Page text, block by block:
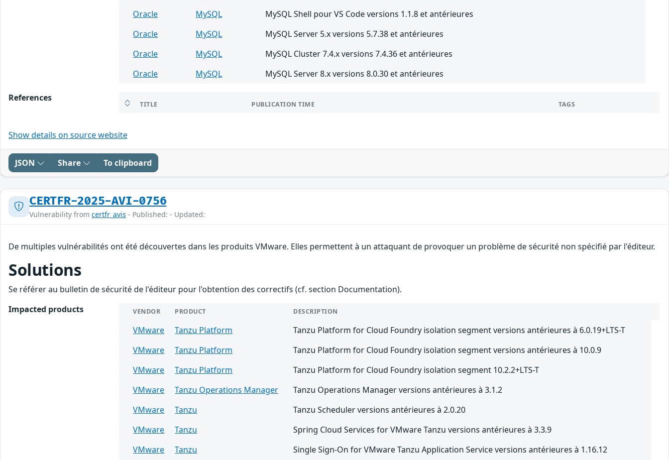
Oracle
MySQL
MySQL Shell pour VS Code versions 1.1.8 et antérieures
Oracle
MySQL
MySQL Server 5.x versions 5.7.38 et antérieures
Oracle
MySQL
MySQL Cluster 7.4.x versions 7.4.36 et antérieures
Oracle
MySQL MySQL Server 8.x versions 8.0.30 et antérieures
References
TITLE PUBLICATION TIME TAGS
Show details on source website
JSON Share To clipboard
CERTFR-2025-AVI-0756
Vulnerability from certfr_avis - Published: - Updated:
De multiples vulnérabilités ont été découvertes dans les produits VMware. Elles permettent à un attaquant de provoquer un problème de sécurité non spécifié par l'éditeur.
Solutions
Se référer au bulletin de sécurité de l'éditeur pour l'obtention des correctifs (cf. section Documentation).
Impacted products
VENDOR PRODUCT DESCRIPTION
VMware Tanzu Platform
Tanzu Platform for Cloud Foundry isolation segment versions antérieures à 6.0.19+LTS-T
VMware
Tanzu Platform
Tanzu Platform for Cloud Foundry isolation segment versions antérieures à 10.0.9
VMware
Tanzu Platform
Tanzu Platform for Cloud Foundry isolation segment 10.2.2+LTS-T
VMware
Tanzu Operations Manager
Tanzu Operations Manager versions antérieures à 3.1.2
VMware
Tanzu
Tanzu Scheduler versions antérieures à 2.0.20
VMware
Tanzu
Spring Cloud Services for VMware Tanzu versions antérieures à 3.3.9
VMware
Tanzu
Single Sign-On for VMware Tanzu Application Service versions antérieures à 1.16.12